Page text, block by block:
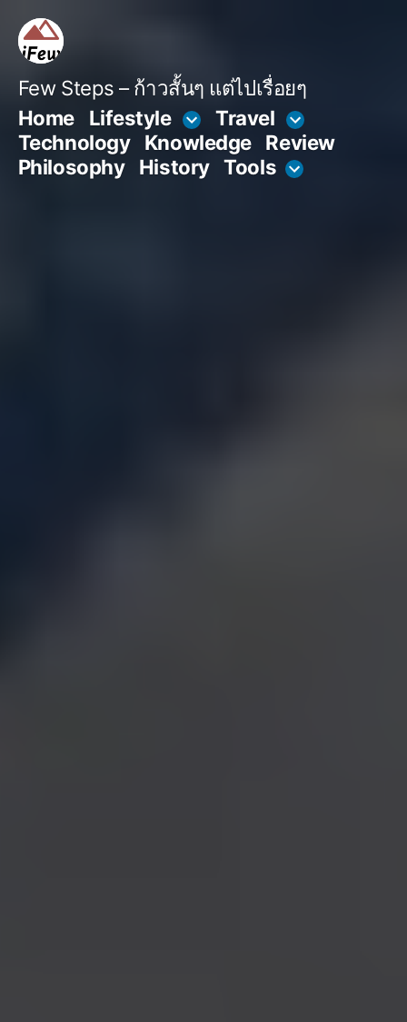
content
Few Steps – ก้าวสั้นๆ แต่ไปเรื่อยๆ
Home
Lifestyle
Travel
Technology
Knowledge Review
Philosophy
History Tools